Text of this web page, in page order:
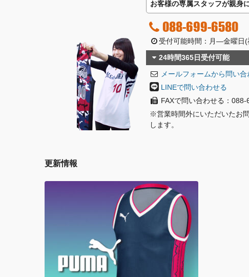
お客様の専属スタッフが親身
088-699-6580
受付可能時間：月―金曜
24時間365日受付可能
メールフォームから問い合
LINEで問い合わせる
FAXで問い合わせる：088-
※営業時間外にいただいたお
します。
更新情報